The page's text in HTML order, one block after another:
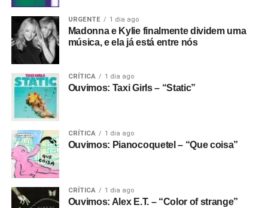
URGENTE 1 dia ago
Madonna e Kylie finalmente dividem uma
música, e ela já está entre nós
CRÍTICA 1 dia ago
Ouvimos: Taxi Girls – “Static”
CRÍTICA 1 dia ago
Ouvimos: Pianocoquetel – “Que coisa”
CRÍTICA 1 dia ago
Ouvimos: Alex E.T. – “Color of strange”